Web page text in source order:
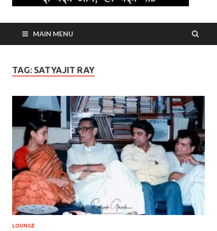
MAIN MENU
TAG: SATYAJIT RAY
LOUNGE